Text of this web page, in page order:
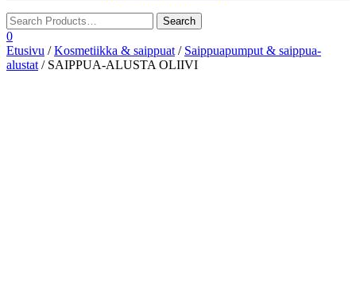
0
Etusivu /Kosmetiikka & saippuat / Saippuapumput & saippua-
alustat / SAIPPUA-ALUSTA OLIIVI